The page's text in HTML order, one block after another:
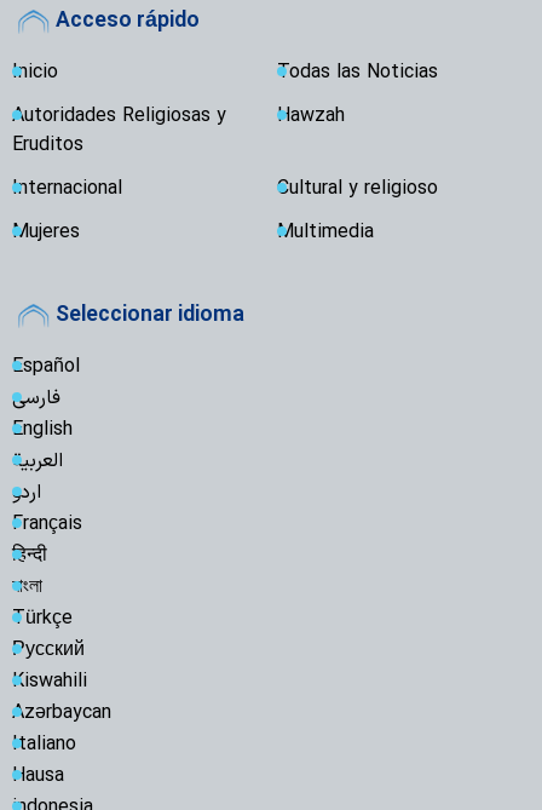
Acceso rápido
Inicio
Todas las Noticias
Autoridades Religiosas y
Eruditos
Hawzah
Internacional
Cultural y religioso
Mujeres
Multimedia
Seleccionar idioma
Español
فارسی
English
العربیة
اردو
Français
हिन्दी
বাংলা
Türkçe
Русский
Kiswahili
Azərbaycan
Italiano
Hausa